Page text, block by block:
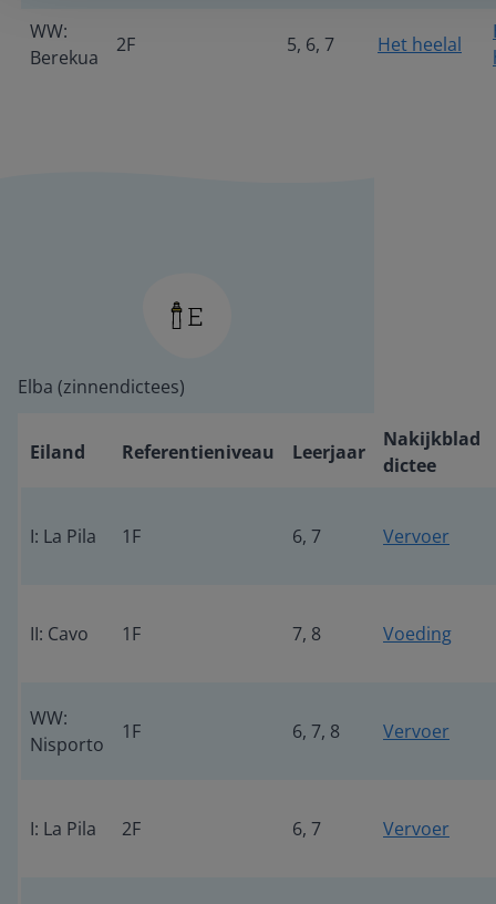
WW:
Berekua
2F 5, 6, 7 Het heelal
Elba (zinnendictees)
Eiland Referentieniveau Leerjaar
Nakijkblad
dictee
I: La Pila 1F 6, 7 Vervoer
II: Cavo 1F 7, 8 Voeding
WW:
Nisporto
1F 6, 7, 8 Vervoer
I: La Pila 2F 6, 7 Vervoer